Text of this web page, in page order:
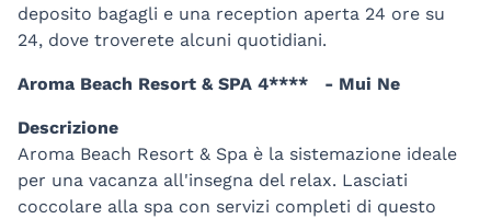
deposito bagagli e una reception aperta 24 ore su
24, dove troverete alcuni quotidiani.
Aroma Beach Resort & SPA 4**** - Mui Ne
Descrizione
Aroma Beach Resort & Spa è la sistemazione ideale
per una vacanza all'insegna del relax. Lasciati
coccolare alla spa con servizi completi di questo